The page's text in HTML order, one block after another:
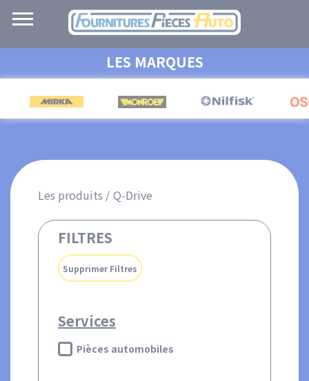
Aller
contenu
principal
Navigation
principale
LES MARQUES
Les produits Q-Drive
FILTRES
Supprimer Filtres
Services
Pièces automobiles